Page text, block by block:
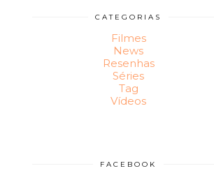
CATEGORIAS
Filmes
News
Resenhas
Séries
Tag
Vídeos
FACEBOOK